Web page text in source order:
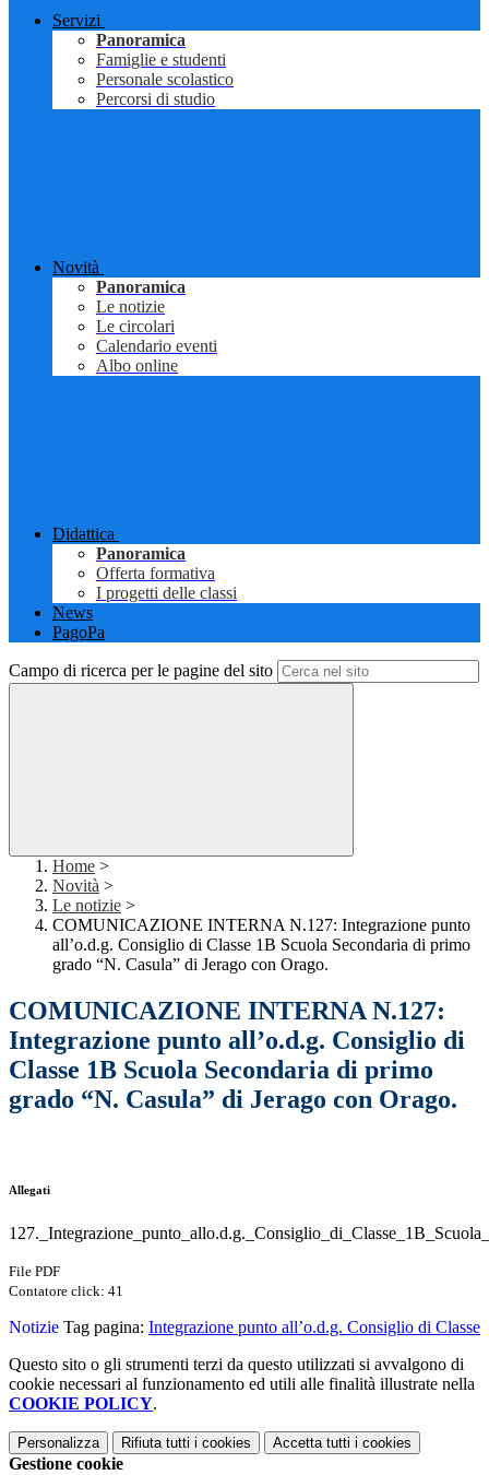
Servizi
Panoramica
Famiglie e studenti
Personale scolastico
Percorsi di studio
Novità
Panoramica
Le notizie
Le circolari
Calendario eventi
Albo online
Didattica
Panoramica
Offerta formativa
I progetti delle classi
News
PagoPa
Campo di ricerca per le pagine del sito
Home >
Novità >
Le notizie >
COMUNICAZIONE INTERNA N.127: Integrazione punto
all’o.d.g. Consiglio di Classe 1B Scuola Secondaria di primo
grado “N. Casula” di Jerago con Orago.
COMUNICAZIONE INTERNA N.127:
Integrazione punto all’o.d.g. Consiglio di
Classe 1B Scuola Secondaria di primo
grado “N. Casula” di Jerago con Orago.
Allegati
File PDF
Contatore click: 41
Notizie Tag pagina: Integrazione punto all’o.d.g. Consiglio di Classe
Questo sito o gli strumenti terzi da questo utilizzati si avvalgono di
cookie necessari al funzionamento ed utili alle finalità illustrate nella
COOKIE POLICY.
Personalizza Rifiuta tutti i cookies Accetta tutti i cookies
Gestione cookie